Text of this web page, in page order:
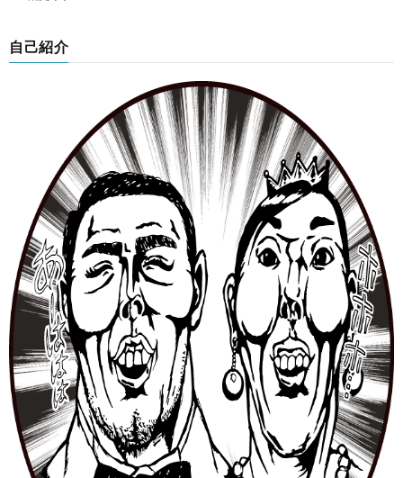
自己紹介